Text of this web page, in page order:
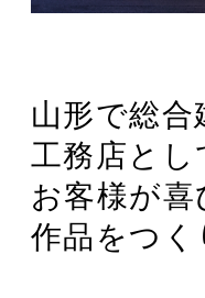
山形で総合
工務店とし
お客様が
作品をつく